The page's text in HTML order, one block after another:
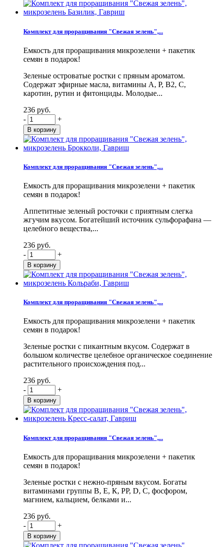
Комплект для проращивания "Свежая зелень",...
Емкость для проращивания микрозелени + пакетик
семян в подарок!
Зеленые островатые ростки с пряным ароматом.
Содержат эфирные масла, витамины А, Р, В2, С,
каротин, рутин и фитонциды. Молодые...
236 руб.
-
+
Комплект для проращивания "Свежая зелень",...
Емкость для проращивания микрозелени + пакетик
семян в подарок!
Аппетитные зеленый росточки с приятным слегка
жгучим вкусом. Богатейший источник сульфорафана —
целебного вещества,...
236 руб.
-
+
Комплект для проращивания "Свежая зелень",...
Емкость для проращивания микрозелени + пакетик
семян в подарок!
Зеленые ростки с пикантным вкусом. Содержат в
большом количестве целебное органическое соединение
растительного происхождения под...
236 руб.
-
+
Комплект для проращивания "Свежая зелень",...
Емкость для проращивания микрозелени + пакетик
семян в подарок!
Зеленые ростки с нежно-пряным вкусом. Богаты
витаминами группы В, Е, К, PP, D, С, фосфором,
магнием, кальцием, белками и...
236 руб.
-
+